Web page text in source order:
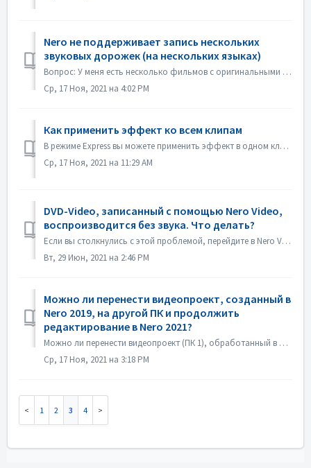
Nero не поддерживает запись нескольких
звуковых дорожек (на нескольких языках)
Вопрос: У меня есть несколько фильмов с оригинальными саундтреками на двух языках (немецком и английском). Но мне не удается поместить 2-ю звуковую дорожку ...
Ср, 17 Ноя, 2021 на 4:02 PM
Как применить эффект ко всем клипам
В режиме Express вы можете применить эффект в одном клипе, затем откройте "Управление эффектами Express", включите "Применить ко всем клипам ...
Ср, 17 Ноя, 2021 на 11:29 AM
DVD-Video, записанный с помощью Nero Video,
воспроизводится без звука. Что делать?
Если вы столкнулись с этой проблемой, перейдите в Nero Video, просмотрите исходный проект. Перед записью убедитесь, что звук в порядке. Если при предварител...
Вт, 29 Июн, 2021 на 2:46 PM
Можно ли перенести видеопроект, созданный в
Nero 2019, на другой ПК и продолжить
редактирование в Nero 2021?
Можно ли перенести видеопроект (ПК 1), обработанный в Nero 2019, на другой ПК (ПК 2) и продолжить редактирование в Nero 2021? Да, вы можете скопировать прое...
Ср, 17 Ноя, 2021 на 3:18 PM
1 2 3 4